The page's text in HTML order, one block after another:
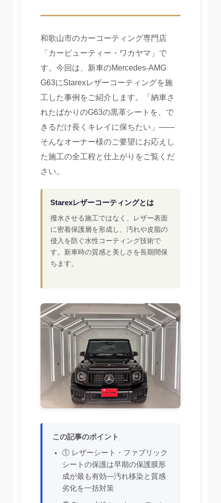
和歌山市のカーコーティング専門店
「カービューティー・ワカヤマ」で
す。今回は、新車のMercedes-AMG
G63にStarexレザーコーティングを施
工した事例をご紹介します。「納車さ
れたばかりのG63の黒革シートを、で
きるだけ長くキレイに保ちたい」——
そんなオーナー様のご要望にお応えし
た施工の全工程と仕上がりをご覧くだ
さい。
Starexレザーコーティングとは
撥水させる施工ではなく、レザー表面
に密着保護層を形成し、汚れや皮脂の
侵入を防ぐ水性コーティング技術で
す。新車時の質感と美しさを長期間保
ちます。
この記事のポイント
① レザーシート・ファブリック
シートの保護は早期の保護膜形
成が最も有効—汚れ移染と質感
劣化を一括対策